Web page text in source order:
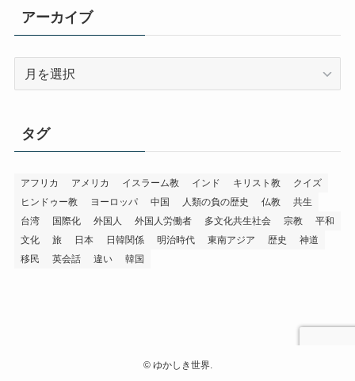
リ
ー
アーカイブ
ブ
タグ
アフリカ アメリカ イスラーム教 インド キリスト教
クイズ
ヒンドゥー教
ヨーロッパ 中国 人類の負の歴史 仏教
共生
台湾
国際化 外国人 外国人労働者 多文化共生社会 宗教
平和
文化
旅 日本 日韓関係 明治時代 東南アジア 歴史
神道
移民
英会話 違い 韓国
©ゆかしき世界.